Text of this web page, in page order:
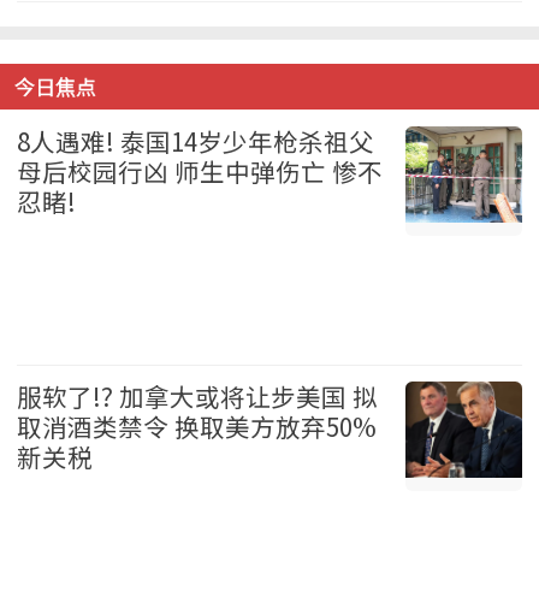
今日焦点
8人遇难! 泰国14岁少年枪杀祖父
母后校园行凶 师生中弹伤亡 惨不
忍睹!
服软了!? 加拿大或将让步美国 拟
取消酒类禁令 换取美方放弃50%
新关税